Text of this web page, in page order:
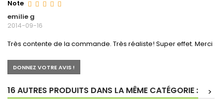
Note
emilie g
2014-09-16
Très contente de la commande. Très réaliste! Super effet. Merci
DONNEZ VOTRE AVIS !
16 AUTRES PRODUITS DANS LA MÊME CATÉGORIE :
>